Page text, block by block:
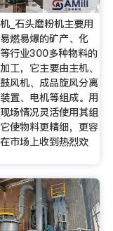
_石头磨粉机主要用
燃易爆的矿产、化
行业300多种物料的
工，它主要由主机、
风机、成品旋风分离
置、电机等组成。用
场情况灵活使用其组
使物料更精细，更容
市场上收到热烈欢